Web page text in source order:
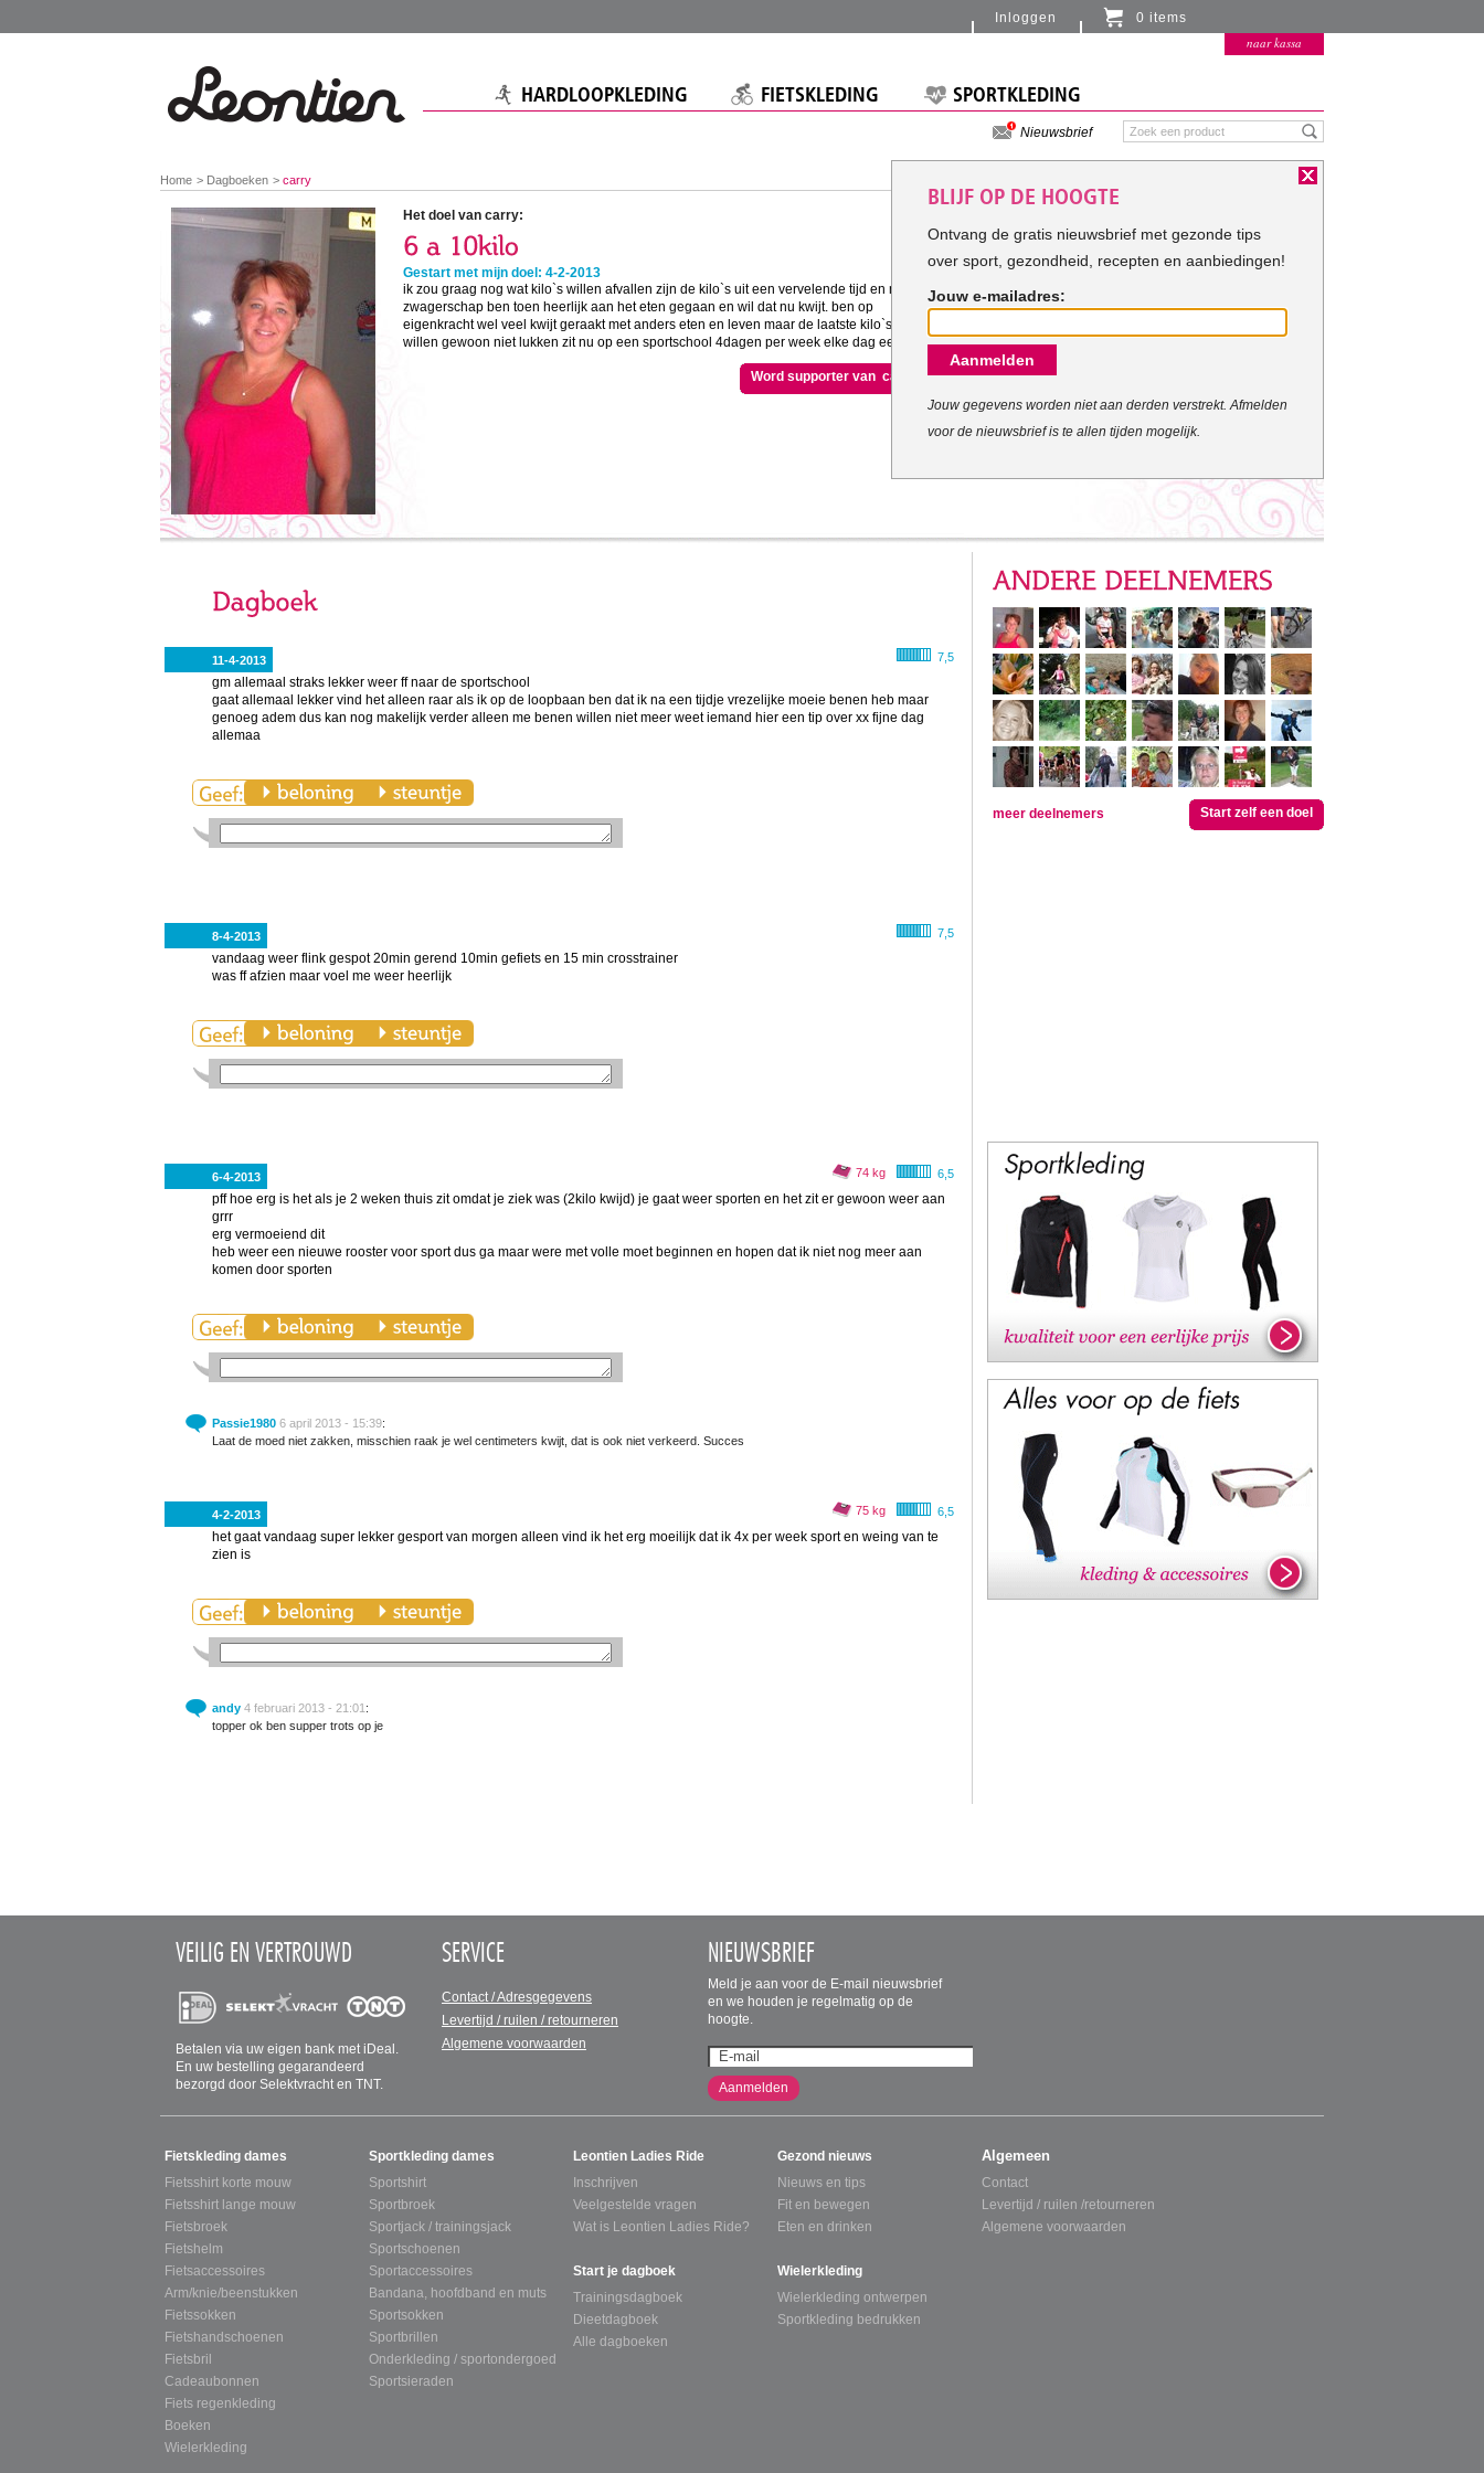
You
are
here:
Home Dagboeken carry
Het doel van carry:
Gestart met mijn doel: 4-2-2013
ik zou graag nog wat kilo`s willen afvallen zijn de kilo`s uit een vervelende tijd en me
zwagerschap ben toen heerlijk aan het eten gegaan en wil dat nu kwijt. ben op
eigenkracht wel veel kwijt geraakt met anders eten en leven maar de laatste kilo`s
willen gewoon niet lukken zit nu op een sportschool 4dagen per week elke dag een uur
Word supporter van carry
11-4-2013 7,5
gm allemaal straks lekker weer ff naar de sportschool
gaat allemaal lekker vind het alleen raar als ik op de loopbaan ben dat ik na een tijdje vrezelijke moeie benen heb maar
genoeg adem dus kan nog makelijk verder alleen me benen willen niet meer weet iemand hier een tip over xx fijne dag
allemaa
8-4-2013 7,5
vandaag weer flink gespot 20min gerend 10min gefiets en 15 min crosstrainer
was ff afzien maar voel me weer heerlijk
6-4-2013 6,5
74 kg
pff hoe erg is het als je 2 weken thuis zit omdat je ziek was (2kilo kwijd) je gaat weer sporten en het zit er gewoon weer aan
grrr
erg vermoeiend dit
heb weer een nieuwe rooster voor sport dus ga maar were met volle moet beginnen en hopen dat ik niet nog meer aan
komen door sporten
Passie1980 6 april 2013 - 15:39:
Laat de moed niet zakken, misschien raak je wel centimeters kwijt, dat is ook niet verkeerd. Succes
4-2-2013 6,5
75 kg
het gaat vandaag super lekker gesport van morgen alleen vind ik het erg moeilijk dat ik 4x per week sport en weing van te
zien is
andy 4 februari 2013 - 21:01 :
topper ok ben supper trots op je
meer deelnemers Start zelf een doel
HARDLOOPKLEDING FIETSKLEDING SPORTKLEDING
Nieuwsbrief
Inloggen 0 items
Er zitten momenteel geen artikelen in de
naar kassa
VEILIG EN VERTROUWD
Betalen via uw eigen bank met iDeal.
En uw bestelling gegarandeerd
bezorgd door Selektvracht en TNT.
SERVICE
Contact / Adresgegevens
Levertijd / ruilen / retourneren
Algemene voorwaarden
NIEUWSBRIEF
Meld je aan voor de E-mail nieuwsbrief
en we houden je regelmatig op de
hoogte.
Aanmelden
SITEMAP
Fietskleding dames
Fietsshirt korte mouw
Fietsshirt lange mouw
Fietsbroek
Fietshelm
Fietsaccessoires
Arm/knie/beenstukken
Fietssokken
Fietshandschoenen
Fietsbril
Cadeaubonnen
Fiets regenkleding
Boeken
Wielerkleding
Sportkleding dames
Sportshirt
Sportbroek
Sportjack / trainingsjack
Sportschoenen
Sportaccessoires
Bandana, hoofdband en muts
Sportsokken
Sportbrillen
Onderkleding / sportondergoed
Sportsieraden
Leontien Ladies Ride
Inschrijven
Veelgestelde vragen
Wat is Leontien Ladies Ride?
Start je dagboek
Trainingsdagboek
Dieetdagboek
Alle dagboeken
Gezond nieuws
Nieuws en tips
Fit en bewegen
Eten en drinken
Wielerkleding
Wielerkleding ontwerpen
Sportkleding bedrukken
Algemeen
Contact
Levertijd / ruilen /retourneren
Algemene voorwaarden
BLIJF OP DE HOOGTE
Ontvang de gratis nieuwsbrief met gezonde tips
over sport, gezondheid, recepten en aanbiedingen!
Jouw e-mailadres:
Aanmelden
Jouw gegevens worden niet aan derden verstrekt. Afmelden
voor de nieuwsbrief is te allen tijden mogelijk.